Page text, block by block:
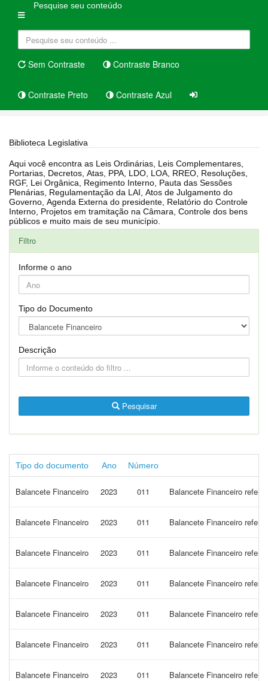
Pesquise seu conteúdo
Sem Contraste Contraste Branco
Contraste Preto Contraste Azul
Biblioteca Legislativa
Aqui você encontra as Leis Ordinárias, Leis Complementares,
Portarias, Decretos, Atas, PPA, LDO, LOA, RREO, Resoluções,
RGF, Lei Orgânica, Regimento Interno, Pauta das Sessões
Plenárias, Regulamentação da LAI, Atos de Julgamento do
Governo, Agenda Externa do presidente, Relatório do Controle
Interno, Projetos em tramitação na Câmara, Controle dos bens
públicos e muito mais de seu município.
Filtro
Informe o ano
Tipo do Documento
Descrição
Pesquisar
Tipo do documento Ano Número
Balancete Financeiro 2023 011 Balancete Financeiro
Balancete Financeiro 2023 011 Balancete Financeiro
Balancete Financeiro 2023 011 Balancete Financeiro
Balancete Financeiro 2023 011 Balancete Financeiro
Balancete Financeiro 2023 011 Balancete Financeiro
Balancete Financeiro 2023 011 Balancete Financeiro
Balancete Financeiro 2023 011 Balancete Financeiro